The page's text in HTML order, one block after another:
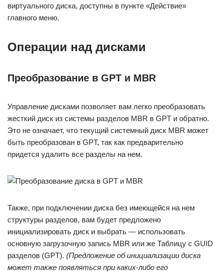
виртуального диска, доступны в пункте «Действие»
главного меню.
Операции над дисками
Преобразование в GPT и MBR
Управление дисками позволяет вам легко преобразовать
жесткий диск из системы разделов MBR в GPT и обратно.
Это не означает, что текущий системный диск MBR может
быть преобразован в GPT, так как предварительно
придется удалить все разделы на нем.
Также, при подключении диска без имеющейся на нем
структуры разделов, вам будет предложено
инициализировать диск и выбрать — использовать
основную загрузочную запись MBR или же Таблицу с GUID
разделов (GPT). (Предложение об инициализации диска
может также появляться при каких-либо его